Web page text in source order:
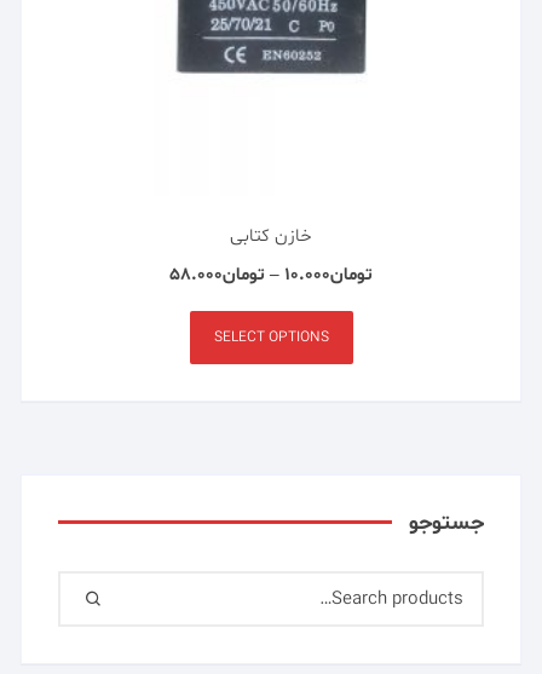
خازن کتابی
تومان۱۰.۰۰۰ – تومان۵۸.۰۰۰
SELECT OPTIONS
جستوجو